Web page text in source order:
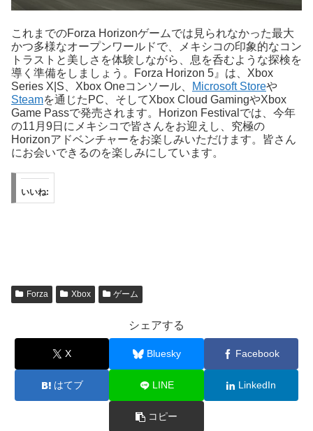
これまでのForza Horizonゲームでは見られなかった最大
かつ多様なオープンワールドで、メキシコの印象的なコン
トラストと美しさを体験しながら、息を呑むような探検を
導く準備をしましょう。Forza Horizon 5』は、Xbox
Series X|S、Xbox Oneコンソール、
Microsoft Storeや
Steamを通じたPC、そしてXbox Cloud GamingやXbox
Game Passで発売されます。Horizon Festivalでは、今年
の11月9日にメキシコで皆さんをお迎えし、究極の
Horizonアドベンチャーをお楽しみいただけます。皆さん
にお会いできるのを楽しみにしています。
いいね:
Forza Xbox ゲーム
シェアする
X Bluesky Facebook
はてブ LINE LinkedIn
コピー